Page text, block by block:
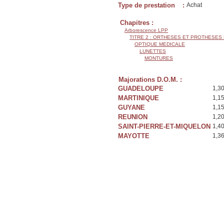
Type de prestation : Achat
Chapitres :
Arborescence LPP
TITRE 2 : ORTHESES ET PROTHESES
OPTIQUE MEDICALE
LUNETTES
MONTURES
Majorations D.O.M. :
GUADELOUPE
MARTINIQUE
GUYANE
REUNION
SAINT-PIERRE-ET-MIQUELON
MAYOTTE